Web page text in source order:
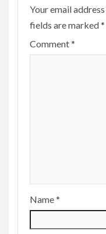
Your email
fields are marked*
Comment*
Name*